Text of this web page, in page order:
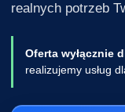
realnych potrzeb
Oferta wyłącznie
realizujemy usług